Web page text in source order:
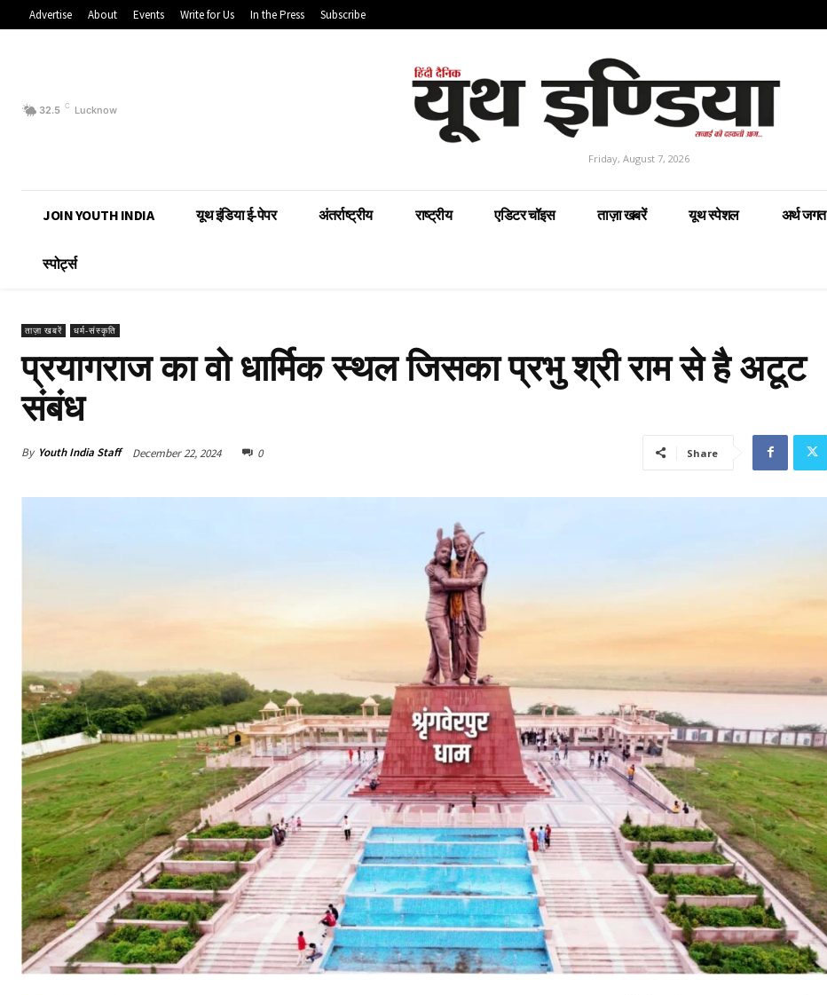
Advertise About Events Write for Us In the Press Subscribe
32.5 C Lucknow
Friday, August 7, 2026
JOIN YOUTH INDIA यूथ इंडिया ई-पेपर अंतर्राष्ट्रीय राष्ट्रीय एडिटर चॉइस ताज़ा खबरें यूथ स्पेशल अर्थ जगत
स्पोर्ट्स
ताज़ा खबरें धर्म-संस्कृति
प्रयागराज का वो धार्मिक स्थल जिसका प्रभु श्री राम से है अटूट
संबंध
By Youth India Staff December 22, 2024 0 Share